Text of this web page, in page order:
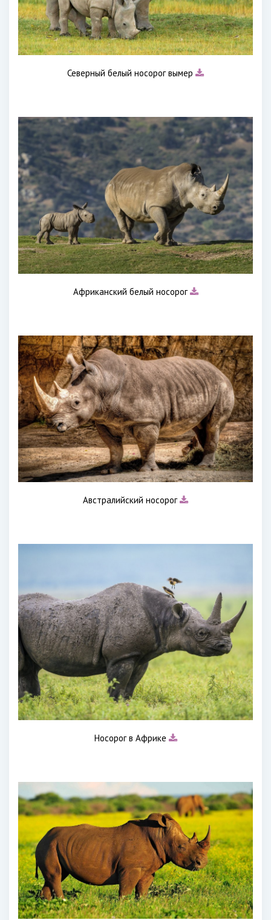
Северный белый носорог вымер
Африканский белый носорог
Австралийский носорог
Носорог в Африке